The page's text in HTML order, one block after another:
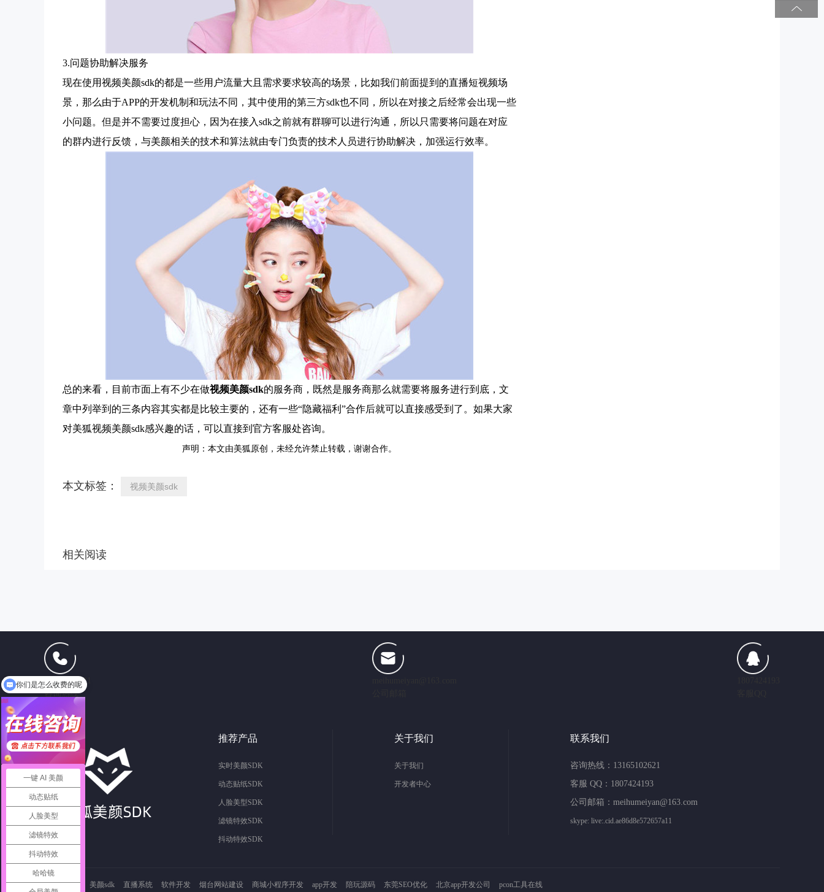
3.问题协助解决服务
现在使用视频美颜sdk的都是一些用户流量大且需求要求较高的场景，比如我们前面提到的直播短视频场
景，那么由于APP的开发机制和玩法不同，其中使用的第三方sdk也不同，所以在对接之后经常会出现一些
小问题。但是并不需要过度担心，因为在接入sdk之前就有群聊可以进行沟通，所以只需要将问题在对应
的群内进行反馈，与美颜相关的技术和算法就由专门负责的技术人员进行协助解决，加强运行效率。
总的来看，目前市面上有不少在做视频美颜sdk的服务商，既然是服务商那么就需要将服务进行到底，文
章中列举到的三条内容其实都是比较主要的，还有一些“隐藏福利”合作后就可以直接感受到了。如果大家
对美狐视频美颜sdk感兴趣的话，可以直接到官方客服处咨询。
声明：本文由美狐原创，未经允许禁止转载，谢谢合作。
本文标签： 视频美颜sdk
相关阅读
13165102621
咨询热线
推荐产品
实时美颜SDK
动态贴纸SDK
人脸美型SDK
滤镜特效SDK
抖动特效SDK
关于我们
关于我们
开发者中心
联系我们
咨询热线：13165102621
客服 QQ：1807424193
公司邮箱：meihumeiyan@163.com
skype: live:.cid.ae86d8e572657a11
友情链接： 美颜sdk 直播系统 软件开发 烟台网站建设 商城小程序开发 app开发 陪玩源码 东莞SEO优化 北京app开发公司 pcon工具在线
一键 AI 美颜
动态贴纸
人脸美型
滤镜特效
抖动特效
哈哈镜
你们是怎么收费的呢